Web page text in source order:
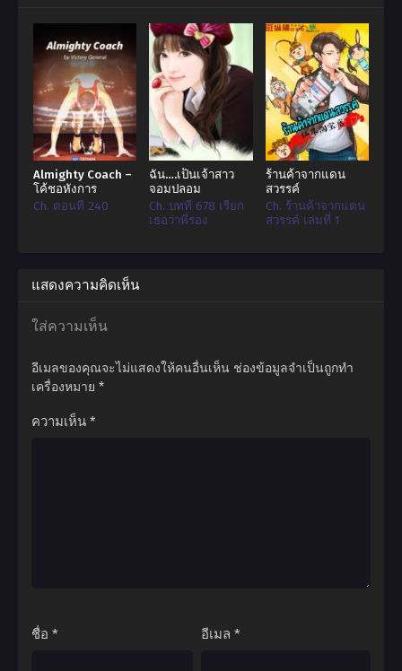
Almighty Coach –
โค้ชอหังการ
Ch. ตอนที่ 240
ฉัน….เป็นเจ้าสาว
จอมปลอม
Ch. บทที่ 678 เรียก
เธอว่าพี่รอง
ร้านค้าจากแดน
สวรรค์
Ch. ร้านค้าจากแดน
สวรรค์ เล่มที่ 1
แสดงความคิดเห็น
ใส่ความเห็น
อีเมลของคุณจะไม่แสดงให้คนอื่นเห็น ช่องข้อมูลจำเป็นถูกทำ
เครื่องหมาย *
ความเห็น *
ชื่อ * อีเมล *